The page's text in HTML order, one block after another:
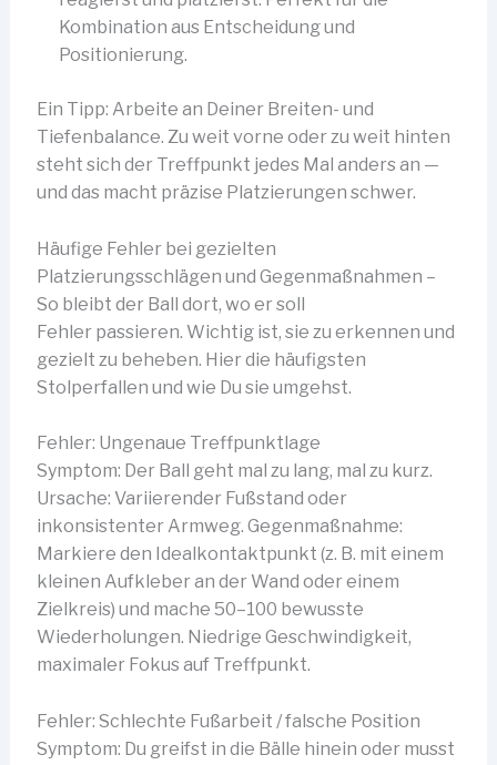
Kombination aus Entscheidung und
Positionierung.
Ein Tipp: Arbeite an Deiner Breiten- und
Tiefenbalance. Zu weit vorne oder zu weit hinten
steht sich der Treffpunkt jedes Mal anders an —
und das macht präzise Platzierungen schwer.
Häufige Fehler bei gezielten
Platzierungsschlägen und Gegenmaßnahmen –
So bleibt der Ball dort, wo er soll
Fehler passieren. Wichtig ist, sie zu erkennen und
gezielt zu beheben. Hier die häufigsten
Stolperfallen und wie Du sie umgehst.
Fehler: Ungenaue Treffpunktlage
Symptom: Der Ball geht mal zu lang, mal zu kurz.
Ursache: Variierender Fußstand oder
inkonsistenter Armweg. Gegenmaßnahme:
Markiere den Idealkontaktpunkt (z. B. mit einem
kleinen Aufkleber an der Wand oder einem
Zielkreis) und mache 50–100 bewusste
Wiederholungen. Niedrige Geschwindigkeit,
maximaler Fokus auf Treffpunkt.
Fehler: Schlechte Fußarbeit / falsche Position
Symptom: Du greifst in die Bälle hinein oder musst